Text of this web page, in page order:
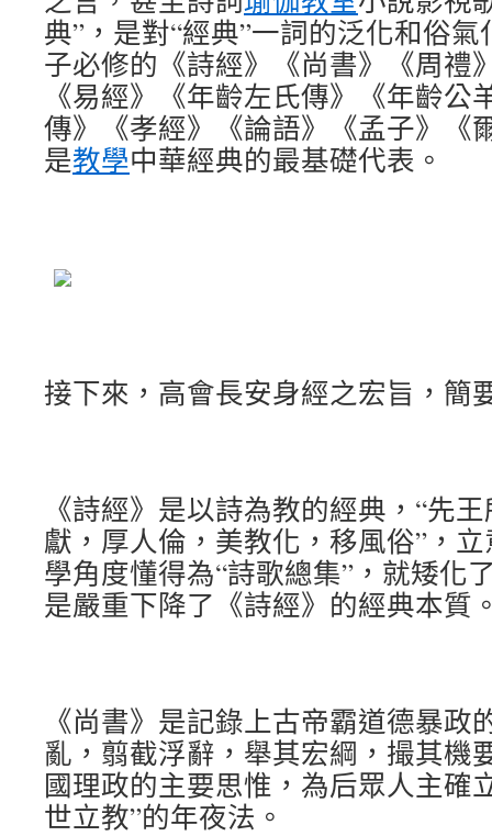
典”，是對“經典”一詞的泛化和俗
子必修的《詩經》《尚書》《周禮
《易經》《年齡左氏傳》《年齡公
傳》《孝經》《論語》《孟子》《
是教學中華經典的最基礎代表。
接下來，高會長安身經之宏旨，簡
《詩經》是以詩為教的經典，“先
獻，厚人倫，美教化，移風俗”，
學角度懂得為“詩歌總集”，就矮化
是嚴重下降了《詩經》的經典本質
《尚書》是記錄上古帝霸道德暴政
亂，翦截浮辭，舉其宏綱，撮其機
國理政的主要思惟，為后眾人主確
世立教”的年夜法。